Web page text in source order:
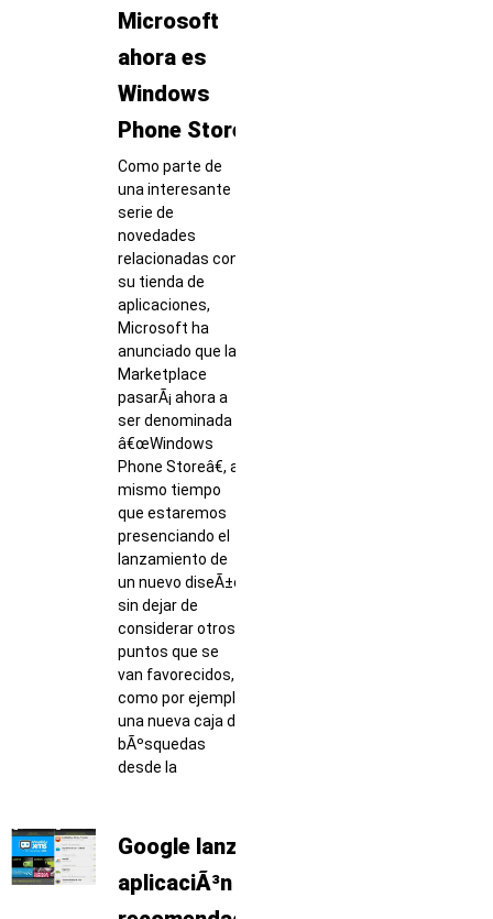
Microsoft
ahora es
Windows
Phone Store
Como parte de
una interesante
serie de
novedades
relacionadas con
su tienda de
aplicaciones,
Microsoft ha
anunciado que la
Marketplace
pasarÃ¡ ahora a
ser denominada
â€œWindows
Phone Storeâ€, al
mismo tiempo
que estaremos
presenciando el
lanzamiento de
un nuevo diseÃ±o,
sin dejar de
considerar otros
puntos que se
van favorecidos,
como por ejemplo
una nueva caja de
bÃºsquedas
desde la
Google lanza una
aplicaciÃ³n con